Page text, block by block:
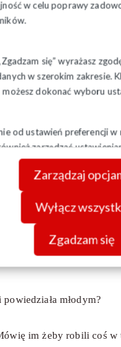
w celu poprawy
się” wyrażasz
w szerokim zakresie.
możesz dokonać wyboru
od ustawień preferencji w
zarządzać
Więcej informacji
wPolityce
Zarządzaj
Wyłącz
Zgadzam się
dwudziestu pięciu
zarząd.
dwadzieścia trzy lata.
zakładu to
Osobą młodą
jak i większość
osoby starsze są
się do nich zrazili?
zapisywać, to mogą
problemy. I widzę, że
młodym?
im żeby robili coś